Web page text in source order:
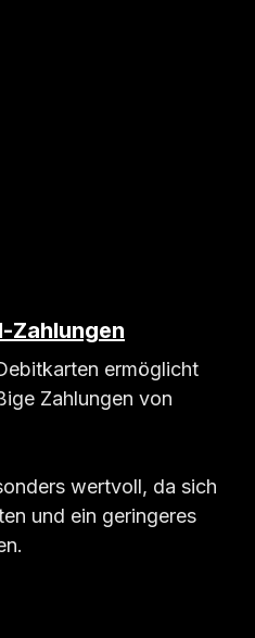
Zahlungen
ermöglicht
Zahlungen von
wertvoll, da sich
und ein geringeres